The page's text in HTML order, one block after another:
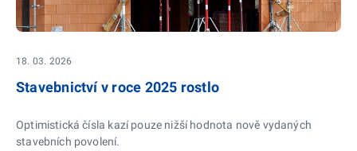
18. 03. 2026
Stavebnictví v roce 2025 rostlo
Optimistická čísla kazí pouze nižší hodnota nově vydaných
stavebních povolení.